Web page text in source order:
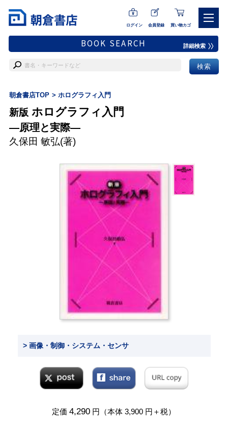
ログイン 会員登録 買い物カゴ
BOOK SEARCH 詳細検索
朝倉書店TOP ホログラフィ入門
新版 ホログラフィ入門
―原理と実際―
久保田 敏弘(著)
> 画像・制御・システム・センサ
定価 4,290 円（本体 3,900 円＋税）